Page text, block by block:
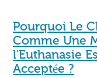
Pourquoi Le
Comme Une
l'Euthanasie
Acceptée ?